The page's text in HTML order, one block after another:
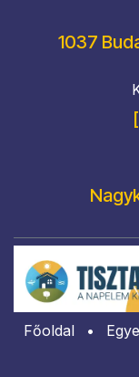
1037
Főoldal •